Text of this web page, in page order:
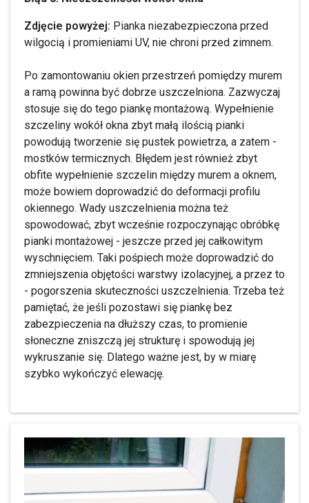
Zdjęcie powyżej: Pianka niezabezpieczona przed
wilgocią i promieniami UV, nie chroni przed zimnem.
Po zamontowaniu okien przestrzeń pomiędzy murem
a ramą powinna być dobrze uszczelniona. Zazwyczaj
stosuje się do tego piankę montażową. Wypełnienie
szczeliny wokół okna zbyt małą ilością pianki
powodują tworzenie się pustek powietrza, a zatem -
mostków termicznych. Błędem jest również zbyt
obfite wypełnienie szczelin między murem a oknem,
może bowiem doprowadzić do deformacji profilu
okiennego. Wady uszczelnienia można też
spowodować, zbyt wcześnie rozpoczynając obróbkę
pianki montażowej - jeszcze przed jej całkowitym
wyschnięciem. Taki pośpiech może doprowadzić do
zmniejszenia objętości warstwy izolacyjnej, a przez to
- pogorszenia skuteczności uszczelnienia. Trzeba też
pamiętać, że jeśli pozostawi się piankę bez
zabezpieczenia na dłuższy czas, to promienie
słoneczne zniszczą jej strukturę i spowodują jej
wykruszanie się. Dlatego ważne jest, by w miarę
szybko wykończyć elewację.